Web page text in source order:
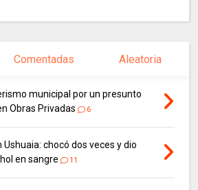
Comentadas Aleatoria
municipal por un presunto
Obras Privadas
6
chocó dos veces y dio
en sangre
11